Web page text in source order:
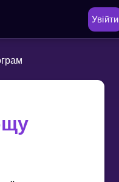
Увійти